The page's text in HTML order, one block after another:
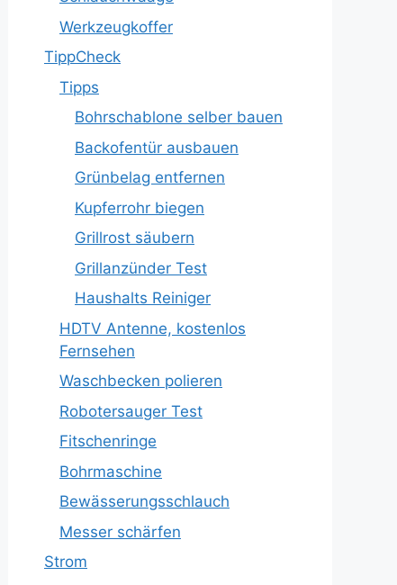
Werkzeugkoffer
TippCheck
Tipps
Bohrschablone selber bauen
Backofentür ausbauen
Grünbelag entfernen
Kupferrohr biegen
Grillrost säubern
Grillanzünder Test
Haushalts Reiniger
HDTV Antenne, kostenlos
Fernsehen
Waschbecken polieren
Robotersauger Test
Fitschenringe
Bohrmaschine
Bewässerungsschlauch
Messer schärfen
Strom